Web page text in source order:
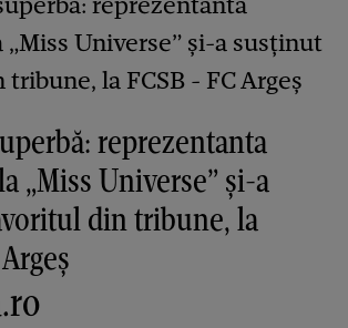
reprezentanta
„Miss Universe” și-a
din tribune, la